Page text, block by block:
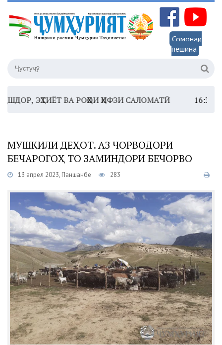
Сомонаи
пешина
ВА РОҲҲОИ ҲИФЗИ САЛОМАТӢ16:35 – ШОМИ
МУШКИЛИ ДЕҲОТ. АЗ ЧОРВОДОРИ
БЕЧАРОГОҲ ТО ЗАМИНДОРИ БЕЧОРВО
13 апрел 2023, Панҷшанбе 283